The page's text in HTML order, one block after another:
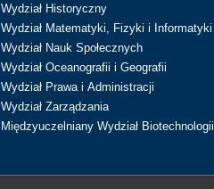
Wydział Historyczny
Wydział Matematyki, Fizyki i Informatyki
Wydział Nauk Społecznych
Wydział Oceanografii i Geografii
Wydział Prawa i Administracji
Wydział Zarządzania
Międzyuczelniany Wydział Biotechnologii